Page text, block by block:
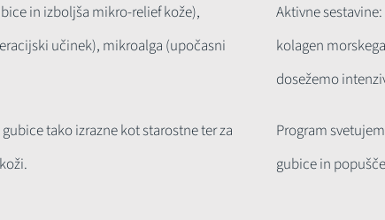
in izboljša mikro-relief kože),
učinek), mikroalga (upočasni
tako izrazne kot starostne ter za
Aktivne
kolagen
dosežemo
Program
gubice in